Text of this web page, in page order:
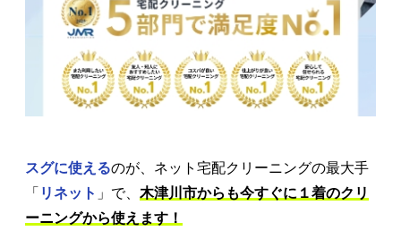
スグに使えるのが、ネット宅配クリーニングの最大手
「 リネット 」で、 木津川市からも今すぐに１着のクリ
ーニングから使えます！